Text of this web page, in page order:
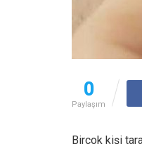
0
Paylaşım
Birçok kişi